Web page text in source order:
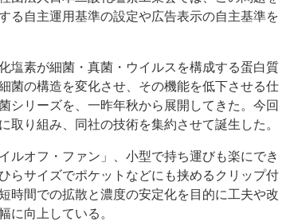
る自主運用基準の設定や広告表示の自主基準を
素が細菌・真菌・ウイルスを構成する蛋白質
菌の構造を変化させ、その機能を低下させる仕
シリーズを、一昨年秋から展開してきた。今回
り組み、同社の技術を集約させて誕生した。
オフ・ファン」、小型で持ち運びも楽にでき
らサイズでポケットなどにも挟めるクリップ付
時間での拡散と濃度の安定化を目的に工夫や改
に向上している。